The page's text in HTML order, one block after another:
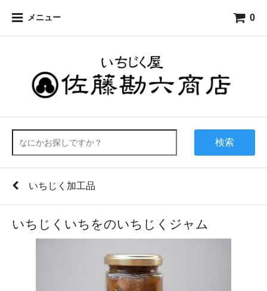
メニュー 0
検索
いちじく加工品
いちじくいちをのいちじくジャム